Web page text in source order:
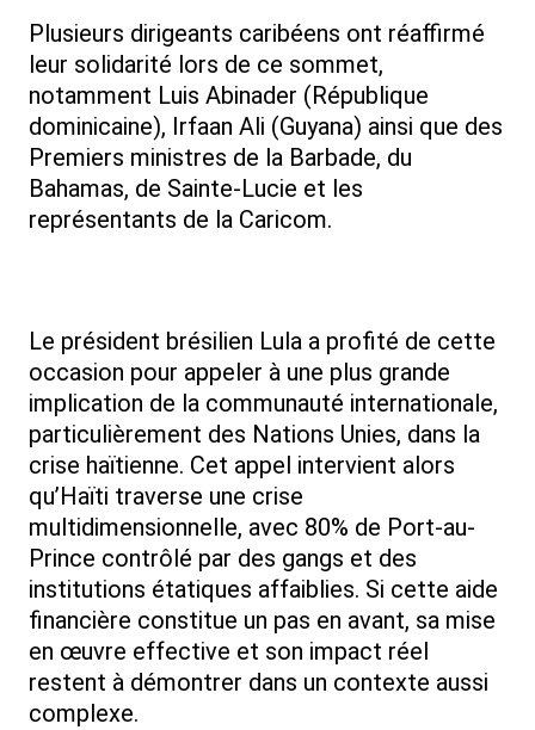
Plusieurs dirigeants caribéens ont réaffirmé
leur solidarité lors de ce sommet,
notamment Luis Abinader (République
dominicaine), Irfaan Ali (Guyana) ainsi que des
Premiers ministres de la Barbade, du
Bahamas, de Sainte-Lucie et les
représentants de la Caricom.
Le président brésilien Lula a profité de cette
occasion pour appeler à une plus grande
implication de la communauté internationale,
particulièrement des Nations Unies, dans la
crise haïtienne. Cet appel intervient alors
qu’Haïti traverse une crise
multidimensionnelle, avec 80% de Port-au-
Prince contrôlé par des gangs et des
institutions étatiques affaiblies. Si cette aide
financière constitue un pas en avant, sa mise
en œuvre effective et son impact réel
restent à démontrer dans un contexte aussi
complexe.